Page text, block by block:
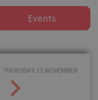
Events
THURSDAY 11 NOVEMBER